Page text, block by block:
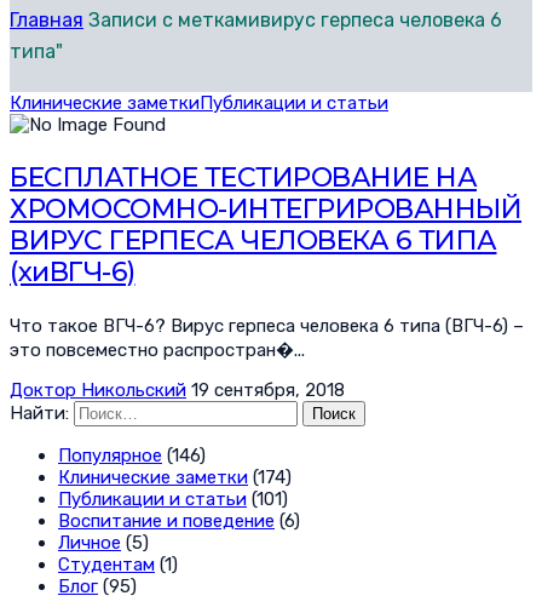
Главная Записи с меткамивирус герпеса человека 6
типа"
Клинические заметкиПубликации и статьи
БЕСПЛАТНОЕ ТЕСТИРОВАНИЕ НА
ХРОМОСОМНО-ИНТЕГРИРОВАННЫЙ
ВИРУС ГЕРПЕСА ЧЕЛОВЕКА 6 ТИПА
(хиВГЧ-6)
Что такое ВГЧ-6? Вирус герпеса человека 6 типа (ВГЧ-6) –
это повсеместно распростран�...
Доктор Никольский 19 сентября, 2018
Найти:
Популярное (146)
Клинические заметки (174)
Публикации и статьи (101)
Воспитание и поведение (6)
Личное (5)
Студентам (1)
Блог (95)